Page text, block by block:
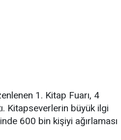
1. Kitap Fuarı, 4
Kitapseverlerin büyük ilgi
600 bin kişiyi ağırlaması